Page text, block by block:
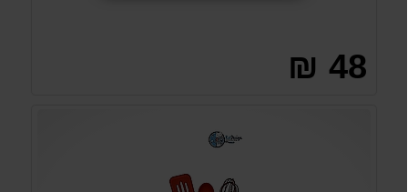
48 ₪